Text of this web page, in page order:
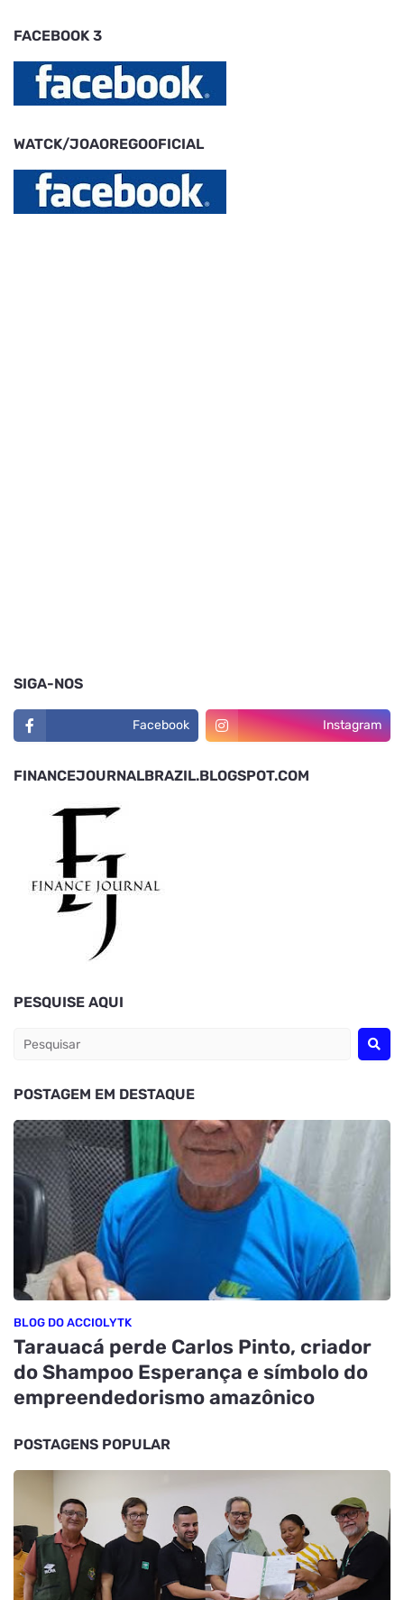
FACEBOOK 3
WATCK/JOAOREGOOFICIAL
SIGA-NOS
Facebook Instagram
FINANCEJOURNALBRAZIL.BLOGSPOT.COM
PESQUISE AQUI
POSTAGEM EM DESTAQUE
BLOG DO ACCIOLYTK
Tarauacá perde Carlos Pinto, criador
do Shampoo Esperança e símbolo do
empreendedorismo amazônico
POSTAGENS POPULAR